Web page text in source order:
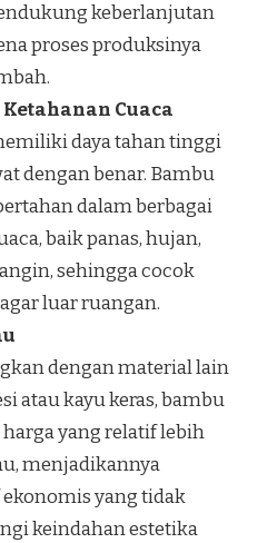
keberlanjutan
proses produksinya
Cuaca
daya tahan tinggi
dengan benar. Bambu
dalam berbagai
baik panas, hujan,
sehingga cocok
luar ruangan.
dengan material lain
atau kayu keras, bambu
yang relatif lebih
menjadikannya
yang tidak
keindahan estetika